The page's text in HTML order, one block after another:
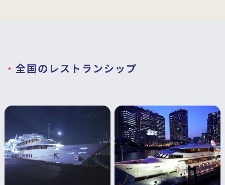
全国のレストランシップ